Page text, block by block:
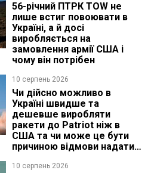
56-річний ПТРК TOW не
лише встиг повоювати в
Україні, а й досі
виробляється на
замовлення армії США і
чому він потрібен
10 серпень 2026
Чи дійсно можливо в
Україні швидше та
дешевше виробляти
ракети до Patriot ніж в
США та чи може це бути
причиною відмови надати
10 серпень 2026